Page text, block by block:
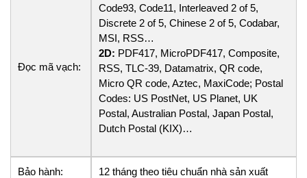
Đọc mã vạch:
Code93, Code11, Interleaved 2 of 5,
Discrete 2 of 5, Chinese 2 of 5, Codabar,
MSI, RSS…
2D: PDF417, MicroPDF417, Composite,
RSS, TLC-39, Datamatrix, QR code,
Micro QR code, Aztec, MaxiCode; Postal
Codes: US PostNet, US Planet, UK
Postal, Australian Postal, Japan Postal,
Dutch Postal (KIX)…
Bảo hành: 12 tháng theo tiêu chuẩn nhà sản xuất